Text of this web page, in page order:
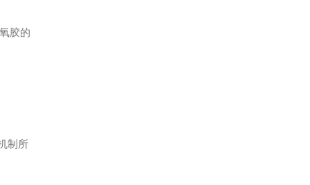
胶的
制所